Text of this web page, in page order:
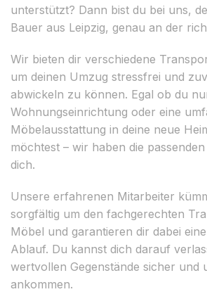
unterstützt? Dann bist du bei uns,
Bauer aus Leipzig, genau an der
Wir bieten dir verschiedene
um deinen Umzug stressfrei und
abwickeln zu können. Egal ob du
Wohnungseinrichtung oder eine
Möbelausstattung in deine neue
möchtest – wir haben die
dich.
Unsere erfahrenen Mitarbeiter
sorgfältig um den fachgerechten
Möbel und garantieren dir dabei
Ablauf. Du kannst dich darauf
wertvollen Gegenstände sicher und
ankommen.